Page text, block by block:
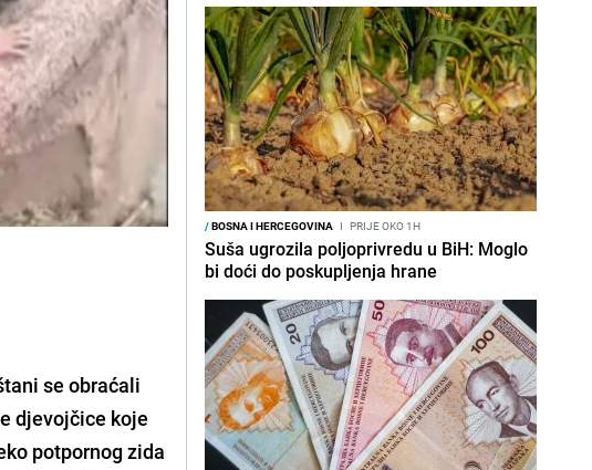
se obraćali
djevojčice koje
potpornog zida
/BOSNA I HERCEGOVINA I PRIJE OKO 1H
Suša ugrozila poljoprivredu u BiH: Moglo
bi doći do poskupljenja hrane